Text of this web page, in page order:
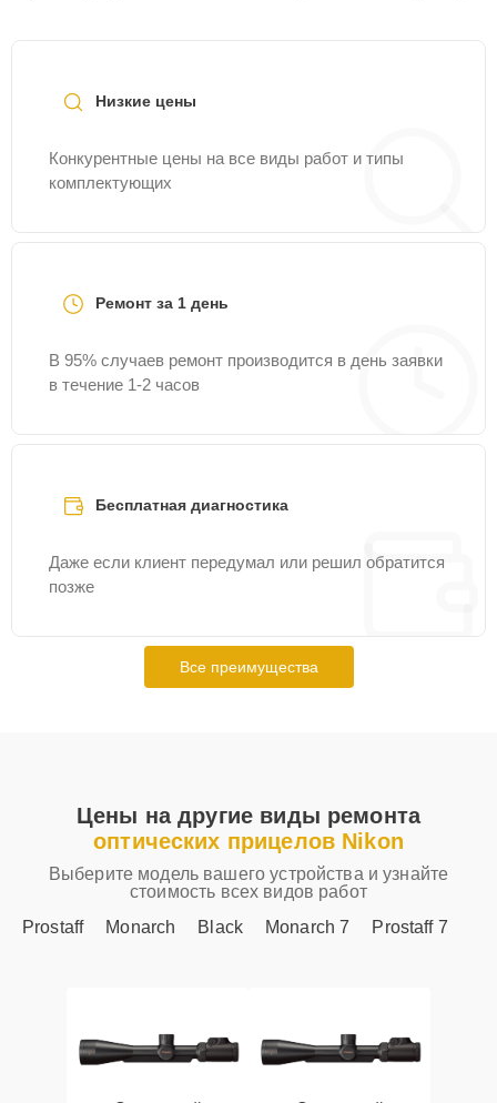
Низкие цены
Конкурентные цены на все виды работ и типы
комплектующих
Ремонт за 1 день
В 95% случаев ремонт производится в день заявки
в течение 1-2 часов
Бесплатная диагностика
Даже если клиент передумал или решил обратится
позже
Все преимущества
Цены на другие виды ремонта
оптических прицелов Nikon
Выберите модель вашего устройства и узнайте
стоимость всех видов работ
Prostaff
Monarch Black Monarch 7 Prostaff 7